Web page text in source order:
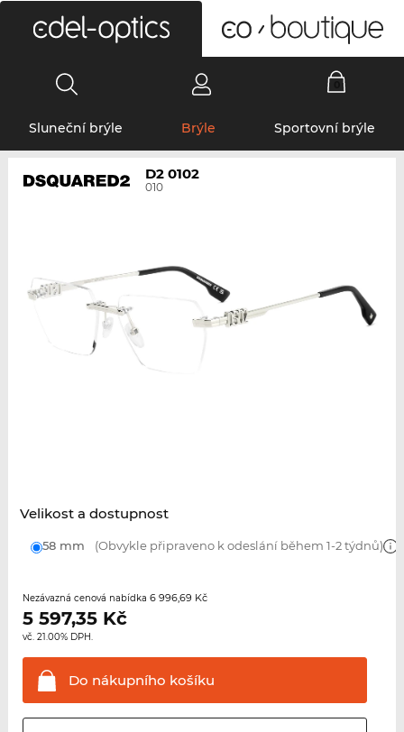
Sluneční brýle Brýle Sportovní brýle
D2 0102
010
Velikost a dostupnost
58 mm (Obvykle připraveno k odeslání během 1-2 týdnů)
Nezávazná cenová nabídka 6 996,69 Kč
5 597,35Kč
vč. 21.00% DPH.
Do nákupního košíku